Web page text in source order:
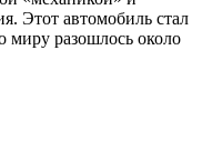
Этот автомобиль стал
разошлось около